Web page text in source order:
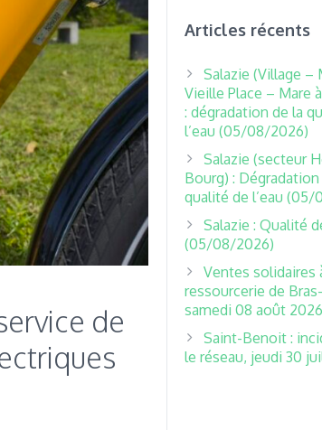
de
Articles récents
Salazie (Village –
Vieille Place – Mare
: dégradation de la
l’eau (05/08/2026)
Salazie (secteur
Bourg) : Dégradation
qualité de l’eau (05/
Salazie : Qualité
(05/08/2026)
Ventes solidaires
ressourcerie de
samedi 08 août 2026
Saint-Benoit :
le réseau, jeudi 30